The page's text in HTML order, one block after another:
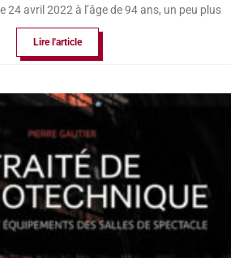
24 avril 2022 à l’âge de 94 ans, un peu plus
Lire l'article